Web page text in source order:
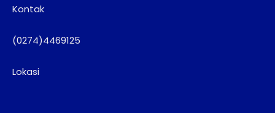
Kontak
(0274)4469125
Lokasi